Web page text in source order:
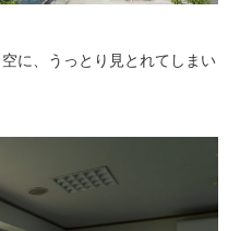
に、うっとり見とれてしまい